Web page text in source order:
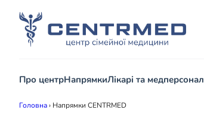
Про центрНапрямкиЛікарі та медперсонал
Головна› Напрямки CENTRMED